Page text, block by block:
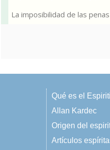
La imposibilidad de las
Qué es el
Allan Kardec
Origen del
Artículos